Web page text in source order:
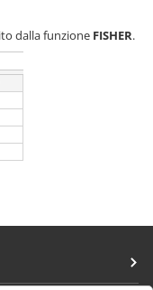
dalla funzione FISHER.